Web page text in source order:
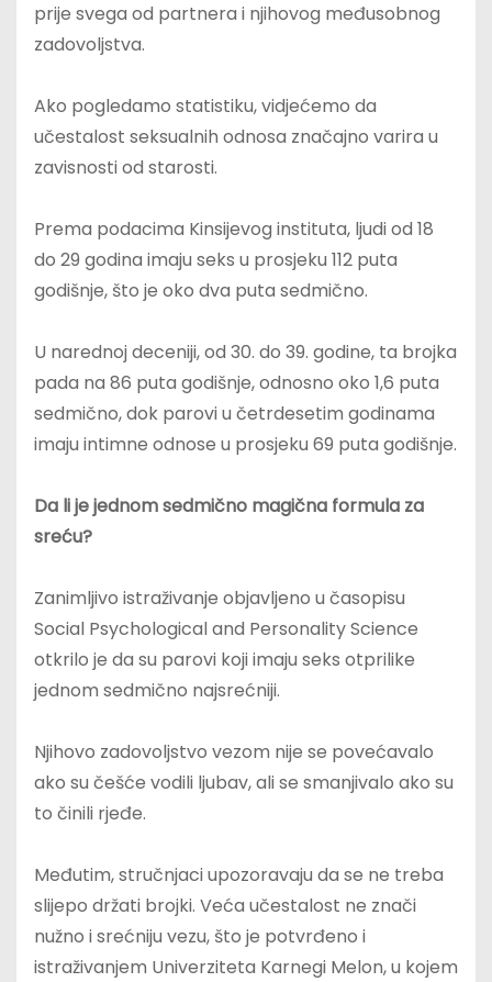
prije svega od partnera i njihovog međusobnog
zadovoljstva.
Ako pogledamo statistiku, vidjećemo da
učestalost seksualnih odnosa značajno varira u
zavisnosti od starosti.
Prema podacima Kinsijevog instituta, ljudi od 18
do 29 godina imaju seks u prosjeku 112 puta
godišnje, što je oko dva puta sedmično.
U narednoj deceniji, od 30. do 39. godine, ta brojka
pada na 86 puta godišnje, odnosno oko 1,6 puta
sedmično, dok parovi u četrdesetim godinama
imaju intimne odnose u prosjeku 69 puta godišnje.
Da li je jednom sedmično magična formula za
sreću?
Zanimljivo istraživanje objavljeno u časopisu
Social Psychological and Personality Science
otkrilo je da su parovi koji imaju seks otprilike
jednom sedmično najsrećniji.
Njihovo zadovoljstvo vezom nije se povećavalo
ako su češće vodili ljubav, ali se smanjivalo ako su
to činili rjeđe.
Međutim, stručnjaci upozoravaju da se ne treba
slijepo držati brojki. Veća učestalost ne znači
nužno i srećniju vezu, što je potvrđeno i
istraživanjem Univerziteta Karnegi Melon, u kojem